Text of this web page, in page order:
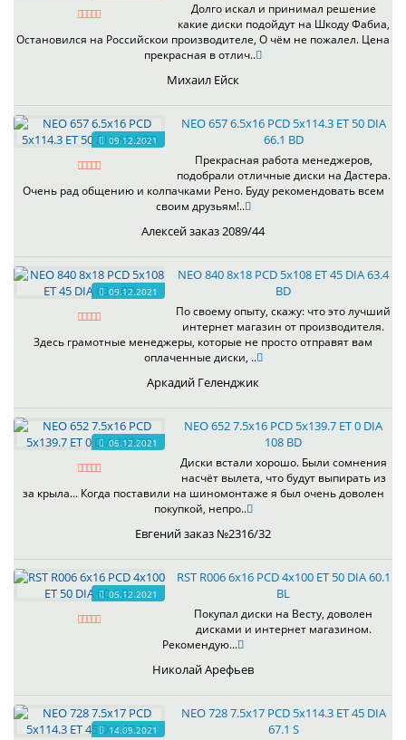
Долго искал и принимал решение
какие диски подойдут на Шкоду Фабиа,
Остановился на Российскои производителе, О чём не пожалел. Цена
прекрасная в отлич..
Михаил Ейск
09.12.2021
NEO 657 6.5x16 PCD 5x114.3 ET 50 DIA
66.1 BD
Прекрасная работа менеджеров,
подобрали отличные диски на Дастера.
Очень рад общению и колпачками Рено. Буду рекомендовать всем
своим друзьям!..
Алексей заказ 2089/44
09.12.2021
NEO 840 8x18 PCD 5x108 ET 45 DIA 63.4
BD
По своему опыту, скажу: что это лучший
интернет магазин от производителя.
Здесь грамотные менеджеры, которые не просто отправят вам
оплаченные диски, ..
Аркадий Геленджик
05.12.2021
NEO 652 7.5x16 PCD 5x139.7 ET 0 DIA
108 BD
Диски встали хорошо. Были сомнения
насчёт вылета, что будут выпирать из
за крыла... Когда поставили на шиномонтаже я был очень доволен
покупкой, непро..
Евгений заказ №2316/32
05.12.2021
RST R006 6x16 PCD 4x100 ET 50 DIA 60.1
BL
Покупал диски на Весту, доволен
дисками и интернет магазином.
Рекомендую...
Николай Арефьев
14.09.2021
NEO 728 7.5x17 PCD 5x114.3 ET 45 DIA
67.1 S